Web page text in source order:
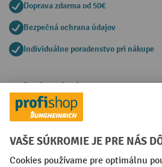
Doprava zdarma od 50€
Bezpečná ochrana údajov
Individuálne poradenstvo pri nákupe
Spôsoby platby
Creditcard (Master)Creditcard (Visa)
Faktúra Predplatba